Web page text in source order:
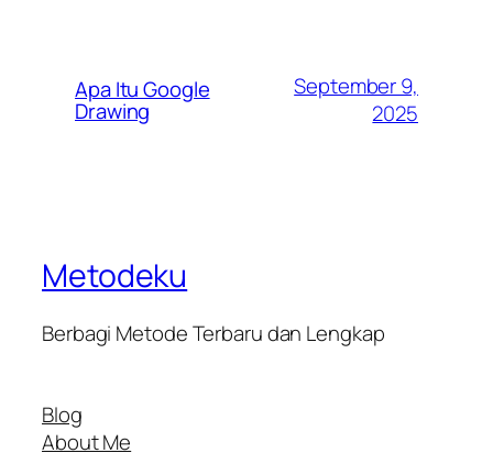
Apa Itu Google
Drawing
September 9,
2025
Metodeku
Berbagi Metode Terbaru dan Lengkap
Blog
About Me